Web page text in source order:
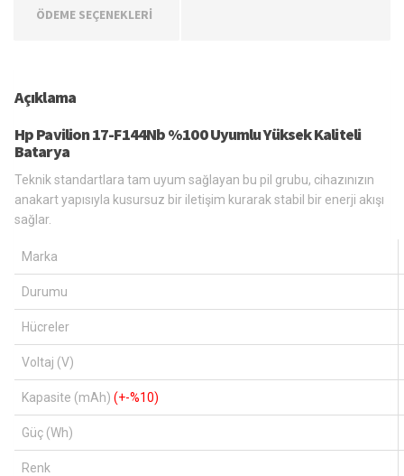
ÖDEME SEÇENEKLERİ
Açıklama
Hp Pavilion 17-F144Nb %100 Uyumlu Yüksek Kaliteli
Batarya
Teknik standartlara tam uyum sağlayan bu pil grubu, cihazınızın
anakart yapısıyla kusursuz bir iletişim kurarak stabil bir enerji akışı
sağlar.
Marka
Durumu
Hücreler
Voltaj (V)
Kapasite (mAh) (+-%10)
Güç (Wh)
Renk